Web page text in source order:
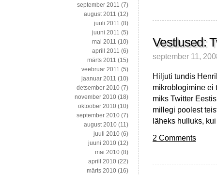
Vestlused:
september 11,
Hiljuti tundis
mikroblogimine ei
miks Twitter
millegi poolest
läheks hulluks,
2 Comments
september 2011 (7)
august 2011 (12)
juuli 2011 (8)
juuni 2011 (5)
mai 2011 (10)
aprill 2011 (6)
märts 2011 (15)
veebruar 2011 (5)
jaanuar 2011 (10)
detsember 2010 (7)
november 2010 (18)
oktoober 2010 (10)
september 2010 (7)
august 2010 (11)
juuli 2010 (6)
juuni 2010 (12)
mai 2010 (8)
aprill 2010 (22)
märts 2010 (16)